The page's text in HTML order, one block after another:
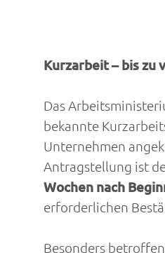
Kurzarbeit – bis zu
Das
bekannte
Unternehmen
Antragstellung ist
Wochen nach
erforderlichen
Besonders